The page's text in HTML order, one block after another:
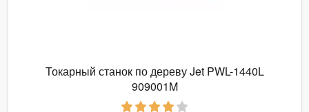
Токарный станок по дереву Jet PWL-1440L
909001M